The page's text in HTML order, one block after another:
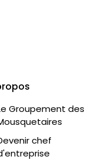
Groupement des
chef